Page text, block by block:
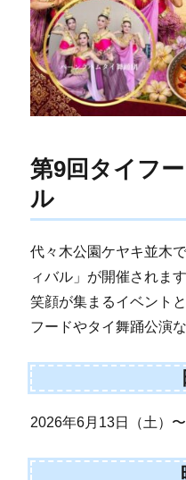
第9回タイフ
ル
代々木公園ケヤキ並木
ィバル」が開催されま
笑顔が集まるイベント
フードやタイ舞踊公演
2026年6月13日（土）